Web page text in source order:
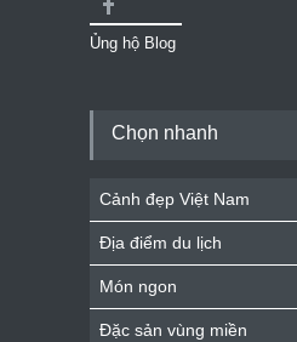
Ủng hộ Blog
Chọn nhanh
Cảnh đẹp Việt Nam
Địa điểm du lịch
Món ngon
Đặc sản vùng miền